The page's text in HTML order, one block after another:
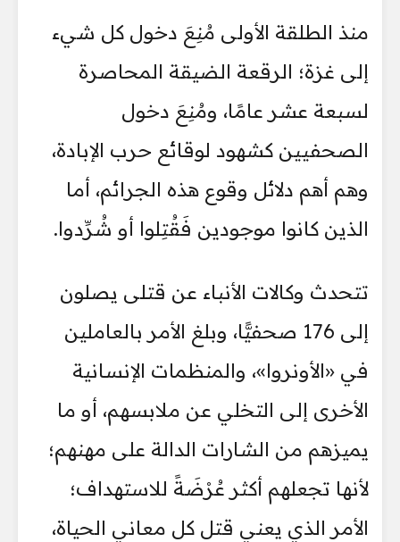
منذ الطلقة الأولى مُنِعَ دخول كل شيء
إلى غزة؛ الرقعة الضيقة المحاصرة
لسبعة عشر عامًا، ومُنِعَ دخول
الصحفيين كشهود لوقائع حرب الإبادة،
وهم أهم دلائل وقوع هذه الجرائم، أما
الذين كانوا موجودين فَقُتِلوا أو شُرِّدوا.
تتحدث وكالات الأنباء عن قتلى يصلون
إلى 176 صحفيًّا، وبلغ الأمر بالعاملين
في «الأونروا»، والمنظمات الإنسانية
الأخرى إلى التخلي عن ملابسهم، أو ما
يميزهم من الشارات الدالة على مهنهم؛
لأنها تجعلهم أكثر عُرْضَةً للاستهداف؛
الأمر الذي يعني قتل كل معاني الحياة،